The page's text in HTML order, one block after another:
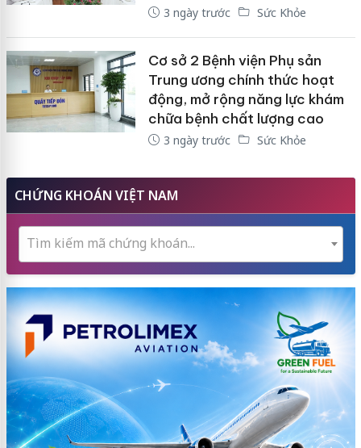
3 ngày trước Sức Khỏe
Cơ sở 2 Bệnh viện Phụ sản
Trung ương chính thức hoạt
động, mở rộng năng lực khám
chữa bệnh chất lượng cao
3 ngày trước Sức Khỏe
CHỨNG KHOÁN VIỆT NAM
Tìm kiếm mã chứng khoán...